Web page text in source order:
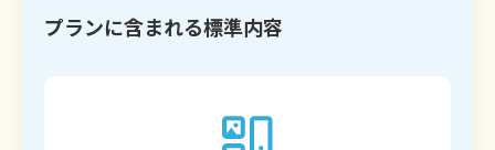
プランに含まれる標準内容